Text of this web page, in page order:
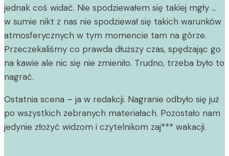
jednak coś widać. Nie spodziewałem się takiej mgły …
w sumie nikt z nas nie spodziewał się takich warunków
atmosferycznych w tym momencie tam na górze.
Przeczekaliśmy co prawda dłuższy czas, spędzając go
na kawie ale nic się nie zmieniło. Trudno, trzeba było to
nagrać.
Ostatnia scena – ja w redakcji. Nagranie odbyło się już
po wszystkich zebranych materiałach. Pozostało nam
jedynie złożyć widzom i czytelnikom zaj*** wakacji.